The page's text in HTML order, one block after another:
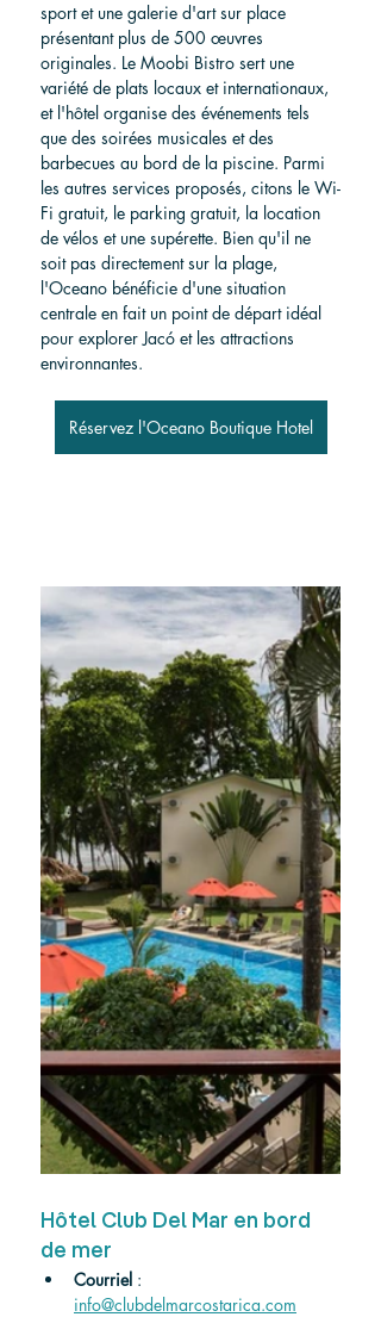
sport et une galerie d'art sur place
présentant plus de 500 œuvres
originales. Le Moobi Bistro sert une
variété de plats locaux et internationaux,
et l'hôtel organise des événements tels
que des soirées musicales et des
barbecues au bord de la piscine. Parmi
les autres services proposés, citons le Wi-
Fi gratuit, le parking gratuit, la location
de vélos et une supérette. Bien qu'il ne
soit pas directement sur la plage,
l'Oceano bénéficie d'une situation
centrale en fait un point de départ idéal
pour explorer Jacó et les attractions
environnantes.
Réservez l'Oceano Boutique Hotel
Hôtel Club Del Mar en bord
de mer
Courriel :
info@clubdelmarcostarica.com